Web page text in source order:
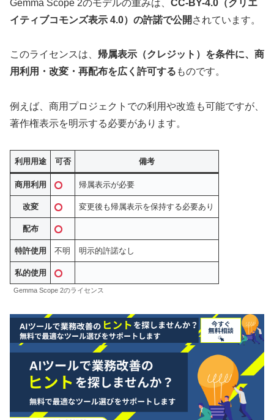
Gemma Scope 2のモデルの重みは、 CC-BY-4.0（クリエ
イティブコモンズ表示 4.0）の許諾で公開 されています。
このライセンスは、 帰属表示（クレジット）を条件に、商
用利用・改変・再配布を広く許可する ものです。
例えば、商用プロジェクトでの利用や改造も可能ですが、
著作権表示を明示する必要があります。
利用用途 可否 備考
商用利用 帰属表示が必要
改変 変更後も帰属表示を保持する必要あり
配布
特許使用 不明 明示的許諾なし
私的使用
Gemma Scope 2のライセンス